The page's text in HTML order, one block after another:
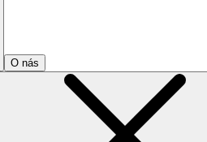
O nás